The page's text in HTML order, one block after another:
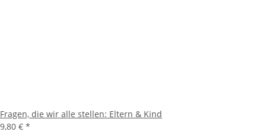
Fragen, die wir alle stellen: Eltern & Kind
9,80 € *